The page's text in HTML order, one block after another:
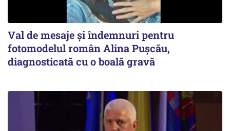
Val de mesaje și îndemnuri pentru
fotomodelul român Alina Pușcău,
diagnosticată cu o boală gravă